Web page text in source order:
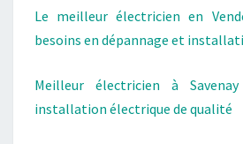
Le meilleur électricien en
besoins en dépannage et
Meilleur électricien à
installation électrique de qualité